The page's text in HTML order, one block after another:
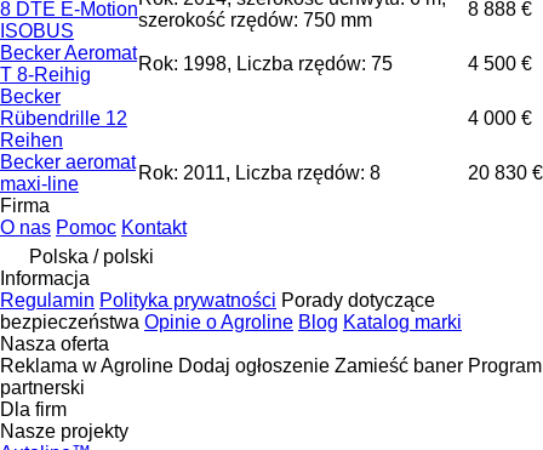
8 DTE E-Motion
ISOBUS
szerokość rzędów: 750 mm
8 888 €
Becker Aeromat
T 8-Reihig
Rok: 1998, Liczba rzędów: 75
4 500 €
Becker
Rübendrille 12
Reihen
4 000 €
Becker aeromat
maxi-line
Rok: 2011, Liczba rzędów: 8
20 830 €
Firma
O nas Pomoc Kontakt
Polska / polski
Informacja
Regulamin Polityka prywatności Porady dotyczące
bezpieczeństwa Opinie o Agroline Blog Katalog marki
Nasza oferta
Reklama w Agroline Dodaj ogłoszenie Zamieść baner Program
partnerski
Dla firm
Nasze projekty